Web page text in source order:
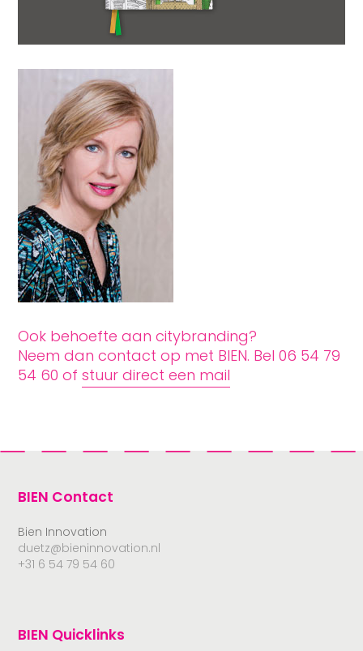
Ook behoefte aan citybranding?
Neem dan contact op met BIEN. Bel 06 54 79
54 60 ofstuur direct een mail
BIEN Contact
Bien Innovation
duetz@bieninnovation.nl
+31 6 54 79 54 60
BIEN Quicklinks